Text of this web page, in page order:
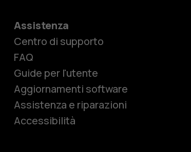
Assistenza
Centro di supporto
FAQ
Guide per l'utente
Aggiornamenti software
Assistenza e riparazioni
Accessibilità